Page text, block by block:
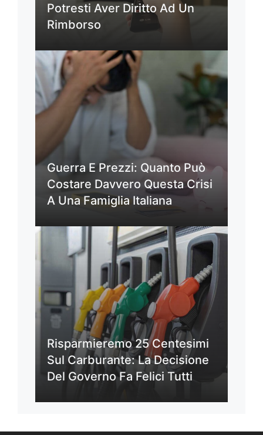
Potresti Aver Diritto Ad Un
Rimborso
Guerra E Prezzi: Quanto Può
Costare Davvero Questa Crisi
A Una Famiglia Italiana
Risparmieremo 25 Centesimi
Sul Carburante: La Decisione
Del Governo Fa Felici Tutti